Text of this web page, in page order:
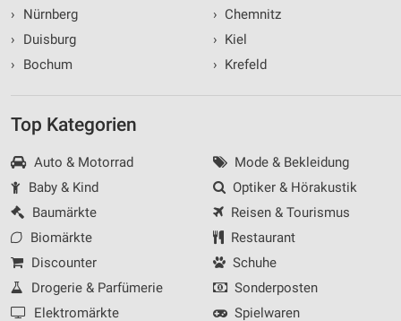
›
Nürnberg
›
Duisburg
›
Bochum
› Chemnitz
› Kiel
› Krefeld
Top Kategorien
Auto & Motorrad
Baby & Kind
Baumärkte
Biomärkte
Discounter
Drogerie & Parfümerie
Elektromärkte
Mode & Bekleidung
Optiker & Hörakustik
Reisen & Tourismus
Restaurant
Schuhe
Sonderposten
Spielwaren